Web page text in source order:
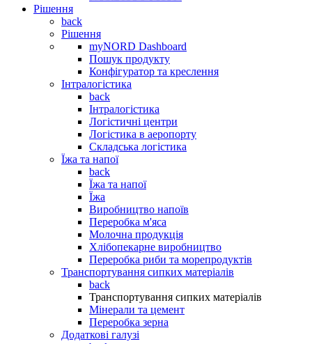
Рішення
back
Рішення
myNORD Dashboard
Пошук продукту
Конфігуратор та креслення
Інтралогістика
back
Інтралогістика
Логістичні центри
Логістика в аеропорту
Складська логістика
Їжа та напої
back
Їжа та напої
Їжа
Виробництво напоїв
Переробка м'яса
Молочна продукція
Хлібопекарне виробництво
Переробка риби та морепродуктів
Транспортування сипких матеріалів
back
Транспортування сипких матеріалів
Мінерали та цемент
Переробка зерна
Додаткові галузі